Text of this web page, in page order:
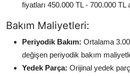
fiyatları 450.000 TL - 700.000 TL
Bakım Maliyetleri:
Periyodik Bakım: Ortalama
değişen periyodik bakım
Yedek Parça: Orijinal yedek